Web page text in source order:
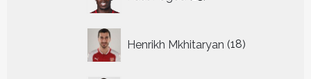
producten
Henrikh Mkhitaryan 18
producten